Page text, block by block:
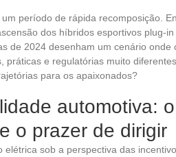
período de rápida recomposição.
dos híbridos esportivos plug-in
de 2024 desenham um cenário onde
práticas e regulatórias muito
para os apaixonados?
automotiva: o
o prazer de dirigir
sob a perspectiva das